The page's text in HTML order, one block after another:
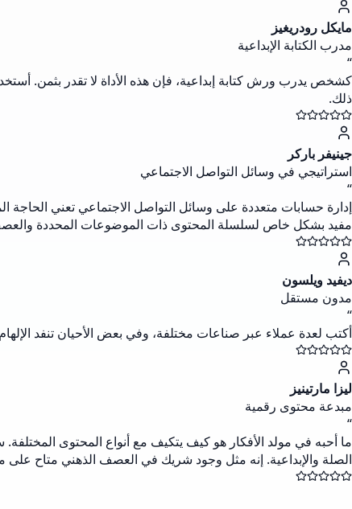
مايكل رودريغيز
مدرب الكتابة الإبداعية
“
كشخص يدرب ورش كتابة إبداعية، فإن هذه الأداة لا تقدر بثمن.
ذلك.
جينيفر باركر
استراتيجي في وسائل التواصل الاجتماعي
“
إدارة حسابات متعددة على وسائل التواصل الاجتماعي تعني الحاجة
مفيد بشكل خاص لسلسلة المحتوى ذات الموضوعات المحددة
ديفيد ويلسون
مدون مستقل
“
أكتب لعدة عملاء عبر صناعات مختلفة، وفي بعض الأحيان تنفد
ليزا مارتينيز
مبدعة محتوى رقمية
“
ما أحبه في مولد الأفكار هو كيف يتكيف مع أنواع المحتوى
الصلة والإبداعية. إنه مثل وجود شريك في العصف الذهني متاح على